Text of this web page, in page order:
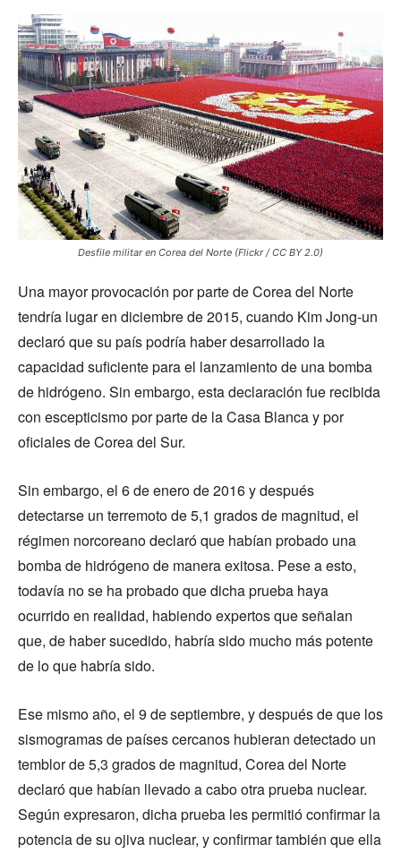
Desfile militar en Corea del Norte (Flickr / CC BY 2.0)
Una mayor provocación por parte de Corea del Norte
tendría lugar en diciembre de 2015, cuando Kim Jong-un
declaró que su país podría haber desarrollado la
capacidad suficiente para el lanzamiento de una bomba
de hidrógeno. Sin embargo, esta declaración fue recibida
con escepticismo por parte de la Casa Blanca y por
oficiales de Corea del Sur.
Sin embargo, el 6 de enero de 2016 y después
detectarse un terremoto de 5,1 grados de magnitud, el
régimen norcoreano declaró que habían probado una
bomba de hidrógeno de manera exitosa. Pese a esto,
todavía no se ha probado que dicha prueba haya
ocurrido en realidad, habiendo expertos que señalan
que, de haber sucedido, habría sido mucho más potente
de lo que habría sido.
Ese mismo año, el 9 de septiembre, y después de que los
sismogramas de países cercanos hubieran detectado un
temblor de 5,3 grados de magnitud, Corea del Norte
declaró que habían llevado a cabo otra prueba nuclear.
Según expresaron, dicha prueba les permitió confirmar la
potencia de su ojiva nuclear, y confirmar también que ella